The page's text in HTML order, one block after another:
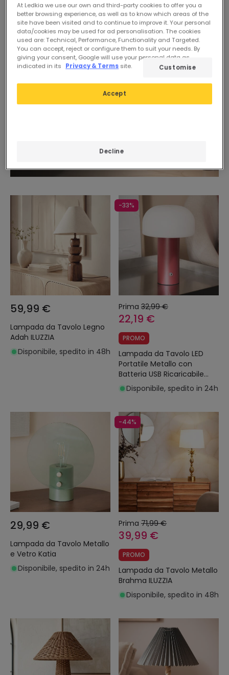
Disponibile, spedito in 24h
Ranko
Disponibile, spedito in 24h
59,99 €
Lampada da Tavolo Legno
Adah ILUZZIA
Disponibile, spedito in 48h
-33%
Prima 32,99 €
22,19 €
PROMO
Lampada da Tavolo LED
Portatile Metallo con
Batteria USB Ricaricabile
LetaDisponibile, spedito in 24h
29,99 €
Lampada da Tavolo Metallo
e Vetro Katia
Disponibile, spedito in 24h
-44%
Prima 71,99 €
39,99 €
PROMO
Lampada da Tavolo Metallo
Brahma ILUZZIA
Disponibile, spedito in 48h
At Ledkia we use our own and third-party cookies to offer you a
better browsing experience, as well as to know which areas of the
site have been visited and to continue to improve it. Your personal
data/cookies may be used for ad personalisation. The cookies
used are: Technical, Performance, Functionality and Targeted.
You can accept, reject or configure them to suit your needs. By
giving your consent, Google will use your personal data as
indicated in its
Privacy & Terms site.
Decline
Accept
Customise